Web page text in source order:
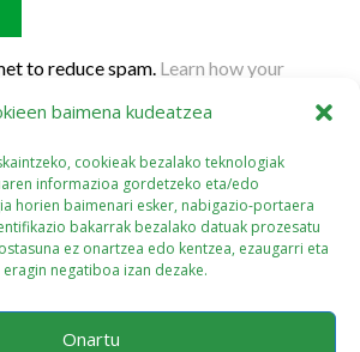
baimena kudeatzea
cookieak bezalako teknologiak
informazioa gordetzeko eta/edo
horien baimenari esker, nabigazio-portaera
bakarrak bezalako datuak prozesatu
ez onartzea edo kentzea, ezaugarri eta
negatiboa izan dezake.
Onartu
to reduce spam. Learn how your